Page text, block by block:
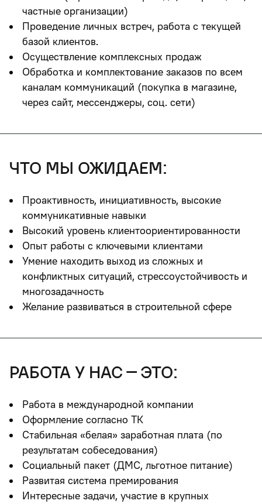
частные организации)
Проведение личных встреч, работа с текущей
базой клиентов.
Осуществление комплексных продаж
Обработка и комплектование заказов по всем
каналам коммуникаций (покупка в магазине,
через сайт, мессенджеры, соц. сети)
что мы ожидаем:
Проактивность, инициативность, высокие
коммуникативные навыки
Высокий уровень клиентоориентированности
Опыт работы с ключевыми клиентами
Умение находить выход из сложных и
конфликтных ситуаций, стрессоустойчивость и
многозадачность
Желание развиваться в строительной сфере
работа у нас – это:
Работа в международной компании
Оформление согласно ТК
Стабильная «белая» заработная плата (по
результатам собеседования)
Социальный пакет (ДМС, льготное питание)
Развитая система премирования
Интересные задачи, участие в крупных